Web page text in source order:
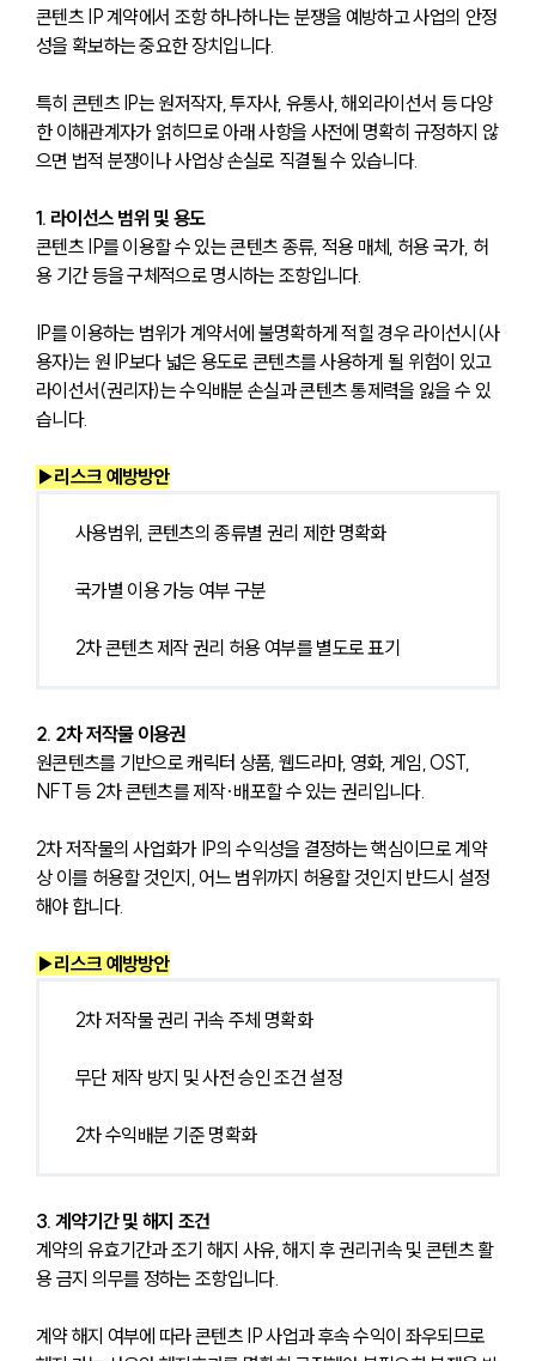
콘텐츠 IP 계약에서 조항 하나하나는 분쟁을 예방하고 사업의 안정
성을 확보하는 중요한 장치입니다.
특히 콘텐츠 IP는 원저작자, 투자사, 유통사, 해외라이선서 등 다양
한 이해관계자가 얽히므로 아래 사항을 사전에 명확히 규정하지 않
으면 법적 분쟁이나 사업상 손실로 직결될 수 있습니다.
1. 라이선스 범위 및 용도
콘텐츠 IP를 이용할 수 있는 콘텐츠 종류, 적용 매체, 허용 국가, 허
용 기간 등을 구체적으로 명시하는 조항입니다.
IP를 이용하는 범위가 계약서에 불명확하게 적힐 경우 라이선시(사
용자)는 원 IP보다 넓은 용도로 콘텐츠를 사용하게 될 위험이 있고
라이선서(권리자)는 수익배분 손실과 콘텐츠 통제력을 잃을 수 있
습니다.
▶리스크 예방방안
사용범위, 콘텐츠의 종류별 권리 제한 명확화
국가별 이용 가능 여부 구분
2차 콘텐츠 제작 권리 허용 여부를 별도로 표기
2. 2차 저작물 이용권
원콘텐츠를 기반으로 캐릭터 상품, 웹드라마, 영화, 게임, OST,
NFT 등 2차 콘텐츠를 제작·배포할 수 있는 권리입니다.
2차 저작물의 사업화가 IP의 수익성을 결정하는 핵심이므로 계약
상 이를 허용할 것인지, 어느 범위까지 허용할 것인지 반드시 설정
해야 합니다.
▶리스크 예방방안
2차 저작물 권리 귀속 주체 명확화
무단 제작 방지 및 사전 승인 조건 설정
2차 수익배분 기준 명확화
3. 계약기간 및 해지 조건
계약의 유효기간과 조기 해지 사유, 해지 후 권리귀속 및 콘텐츠 활
용 금지 의무를 정하는 조항입니다.
계약 해지 여부에 따라 콘텐츠 IP 사업과 후속 수익이 좌우되므로